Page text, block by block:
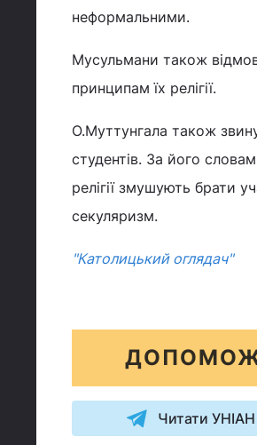
неформальними.
Мусульмани також
принципам їх релігії.
О.Муттунгала також
студентів. За його
релігії змушують брати
секуляризм.
"Католицький оглядач"
Читати